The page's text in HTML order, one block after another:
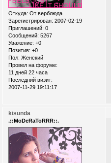
Откуда: От верблюда
Зарегистрирован: 2007-02-19
Приглашений: 0
Сообщений: 5267
Уважение: +0
Позитив: +0
Пол: Женский
Провел на форуме:
11 дней 22 часа
Последний визит:
2007-11-29 19:11:17
kisunda
.::MoDeRaToRRR::.